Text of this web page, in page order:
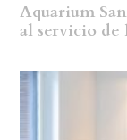
Aquarium
al servicio de